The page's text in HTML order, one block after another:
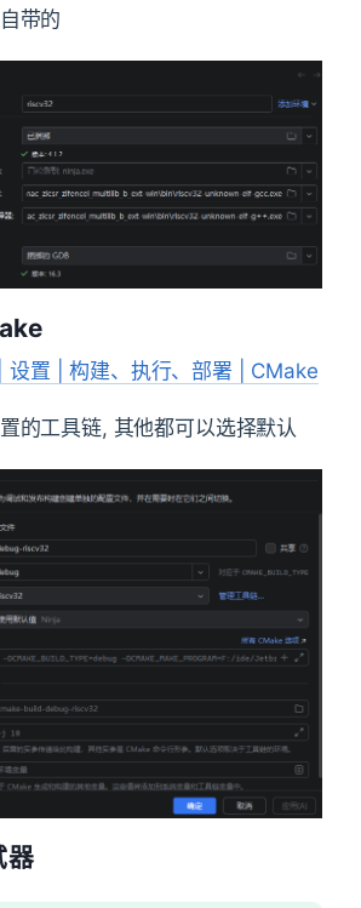
带的
设置 | 构建、执行、部署 | CMake
的工具链, 其他都可以选择默认
器